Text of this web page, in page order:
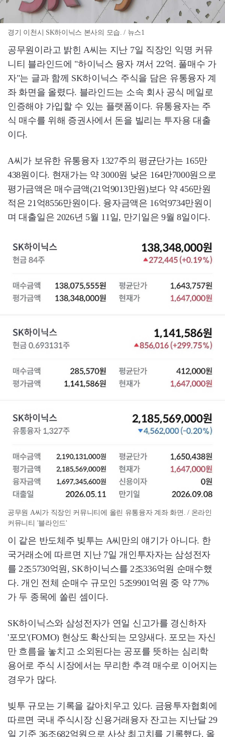
경기 이천시 SK하이닉스 본사의 모습. / 뉴스1
공무원이라고 밝힌 A씨는 지난 7일 직장인 익명 커뮤
니티 블라인드에 "하이닉스 융자 껴서 22억. 풀매수 가
자"는 글과 함께 SK하이닉스 주식을 담은 유통융자 계
좌 화면을 올렸다. 블라인드는 소속 회사 공식 메일로
인증해야 가입할 수 있는 플랫폼이다. 유통융자는 주
식 매수를 위해 증권사에서 돈을 빌리는 투자용 대출
이다.
A씨가 보유한 유통융자 1327주의 평균단가는 165만
438원이다. 현재가는 약 3000원 낮은 164만7000원으로
평가금액은 매수금액(21억9013만원)보다 약 456만원
적은 21억8556만원이다. 융자금액은 16억9734만원이
며 대출일은 2026년 5월 11일, 만기일은 9월 8일이다.
공무원 A씨가 직장인 커뮤니티에 올린 유통융자 계좌 화면. / 온라인
커뮤니티 '블라인드'
이 같은 반도체주 빚투는 A씨만의 얘기가 아니다. 한
국거래소에 따르면 지난 7일 개인투자자는 삼성전자
를 2조5730억원, SK하이닉스를 2조336억원 순매수했
다. 개인 전체 순매수 규모인 5조9901억원 중 약 77%
가 두 종목에 쏠린 셈이다.
SK하이닉스와 삼성전자가 연일 신고가를 경신하자
'포모'(FOMO) 현상도 확산되는 모양새다. 포모는 자신
만 흐름을 놓치고 소외된다는 공포를 뜻하는 심리학
용어로 주식 시장에서는 무리한 추격 매수로 이어지는
경우가 많다.
빚투 규모는 기록을 갈아치우고 있다. 금융투자협회에
따르면 국내 주식시장 신용거래융자 잔고는 지난달 29
일 기준 36조682억원으로 사상 최고치를 기록했다. 올